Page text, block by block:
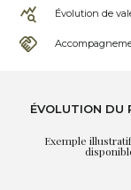
Évolution de
ÉVOLUTION DU
Exemple